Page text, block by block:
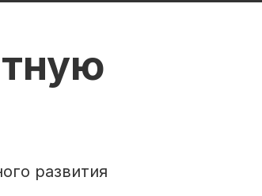
развития